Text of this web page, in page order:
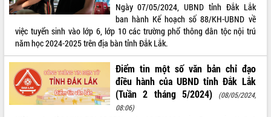
VIDEO
Không có file video nào để phát.
Ngày 07/05/2024, UBND tỉnh Đắk Lắk
ban hành Kế hoạch số 88/KH-UBND về
việc tuyển sinh vào lớp 6, lớp 10 các trường phổ thông dân tộc nội trú
năm học 2024-2025 trên địa bàn tỉnh Đắk Lắk.
Điểm tin một số văn bản chỉ đạo
điều hành của UBND tỉnh Đắk Lắk
(Tuần 2 tháng 5/2024)
(08/05/2024,
08:06)